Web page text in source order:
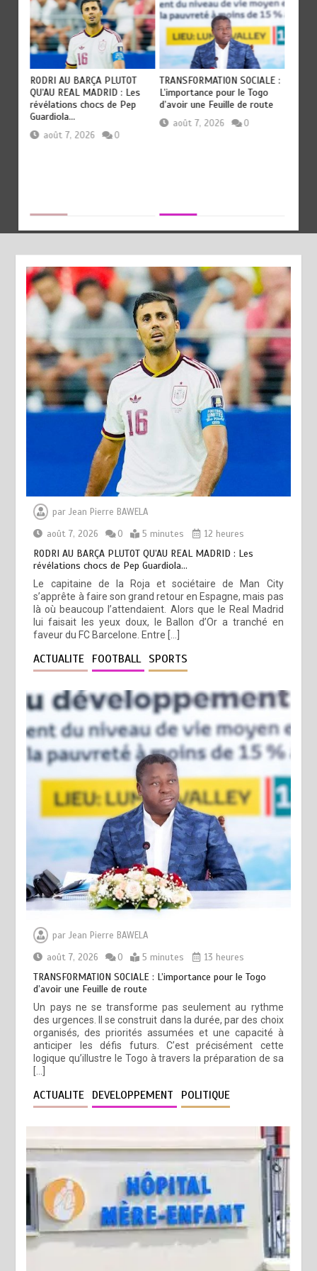
RODRI AU BARÇA PLUTOT
QU’AU REAL MADRID : Les
révélations chocs de Pep
Guardiola…
août 7, 2026 0
TRANSFORMATION SOCIALE :
L’importance pour le Togo
d’avoir une Feuille de route
août 7, 2026 0
parJean Pierre BAWELA
août 7, 2026
0 5 minutes 12 heures
RODRI AU BARÇA PLUTOT QU’AU REAL MADRID : Les
révélations chocs de Pep Guardiola…
Le capitaine de la Roja et sociétaire de Man City
s’apprête à faire son grand retour en Espagne, mais pas
là où beaucoup l’attendaient. Alors que le Real Madrid
lui faisait les yeux doux, le Ballon d’Or a tranché en
faveur du FC Barcelone. Entre […]
ACTUALITE FOOTBALL SPORTS
parJean Pierre BAWELA
août 7, 2026
0 5 minutes 13 heures
TRANSFORMATION SOCIALE : L’importance pour le Togo
d’avoir une Feuille de route
Un pays ne se transforme pas seulement au rythme
des urgences. Il se construit dans la durée, par des choix
organisés, des priorités assumées et une capacité à
anticiper les défis futurs. C’est précisément cette
logique qu’illustre le Togo à travers la préparation de sa
[…]
ACTUALITE DEVELOPPEMENT POLITIQUE